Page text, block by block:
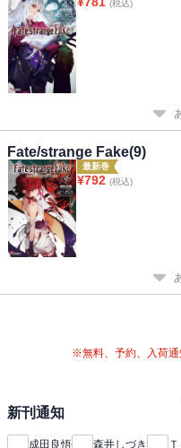
(税込)
Fate/strange Fake(9)
最新巻
¥792 (税込)
※無料、予約、入荷通
新刊通知
成田良悟 森井しづき